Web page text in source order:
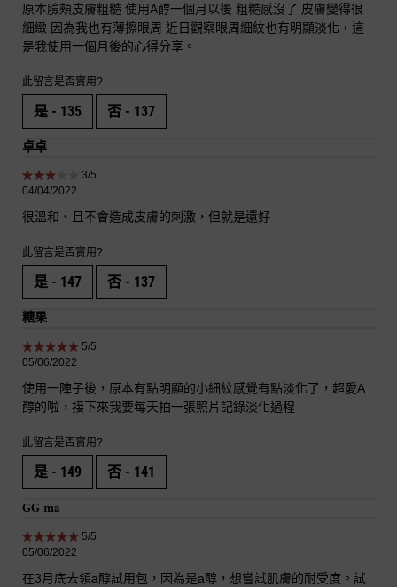
原本臉頰皮膚粗糙 使用A醇一個月以後 粗糙感沒了 皮膚變得很
細緻 因為我也有薄擦眼周 近日觀察眼周細紋也有明顯淡化，這
是我使用一個月後的心得分享。
此留言是否實用?
是 - 135 否 - 137
卓卓
3 out of 5 stars.
3/5
04/04/2022
很溫和、且不會造成皮膚的刺激，但就是還好
此留言是否實用?
是 - 147 否 - 137
糖果
5 out of 5 stars.
5/5
05/06/2022
使用一陣子後，原本有點明顯的小細紋感覺有點淡化了，超愛A
醇的啦，接下來我要每天拍一張照片記錄淡化過程
此留言是否實用?
是 - 149 否 - 141
GG ma
5 out of 5 stars.
5/5
05/06/2022
在3月底去領a醇試用包，因為是a醇，想嘗試肌膚的耐受度。試